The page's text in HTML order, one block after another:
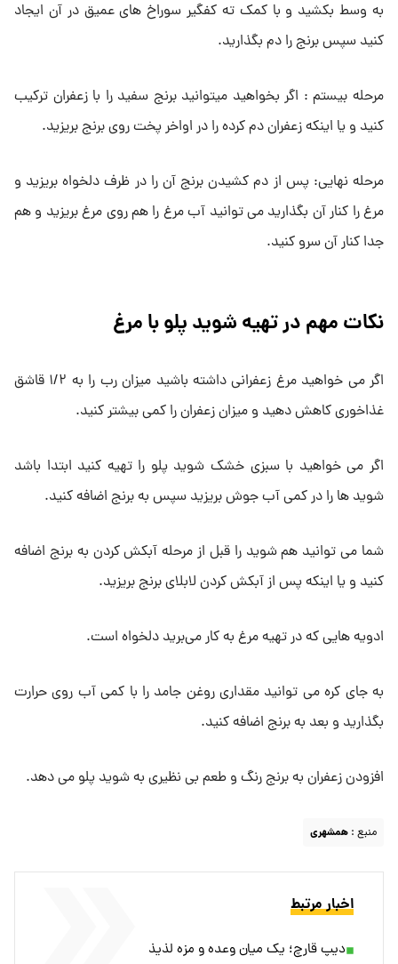
به وسط بکشید و با کمک ته کفگیر سوراخ های عمیق در آن ایجاد
کنید سپس برنج را دم بگذارید.
مرحله بیستم : اگر بخواهید میتوانید برنج سفید را با زعفران ترکیب
کنید و یا اینکه زعفران دم کرده را در اواخر پخت روی برنج بریزید.
مرحله نهایی: پس از دم کشیدن برنج آن را در ظرف دلخواه بریزید و
مرغ را کنار آن بگذارید می توانید آب مرغ را هم روی مرغ بریزید و هم
جدا کنار آن سرو کنید.
نکات مهم در تهیه شوید پلو با مرغ
اگر می خواهید مرغ زعفرانی داشته باشید میزان رب را به ۱/۲ قاشق
غذاخوری کاهش دهید و میزان زعفران را کمی بیشتر کنید.
اگر می خواهید با سبزی خشک شوید پلو را تهیه کنید ابتدا باشد
شوید ها را در کمی آب جوش بریزید سپس به برنج اضافه کنید.
شما می توانید هم شوید را قبل از مرحله آبکش کردن به برنج اضافه
کنید و یا اینکه پس از آبکش کردن لابلای برنج بریزید.
ادویه هایی که در تهیه مرغ به کار می‌برید دلخواه است.
به جای کره می توانید مقداری روغن جامد را با کمی آب روی حرارت
بگذارید و بعد به برنج اضافه کنید.
افزودن زعفران به برنج رنگ و طعم بی نظیری به شوید پلو می دهد.
منبع : همشهری
اخبار مرتبط
دیپ قارچ؛ یک میان وعده و مزه لذیذ